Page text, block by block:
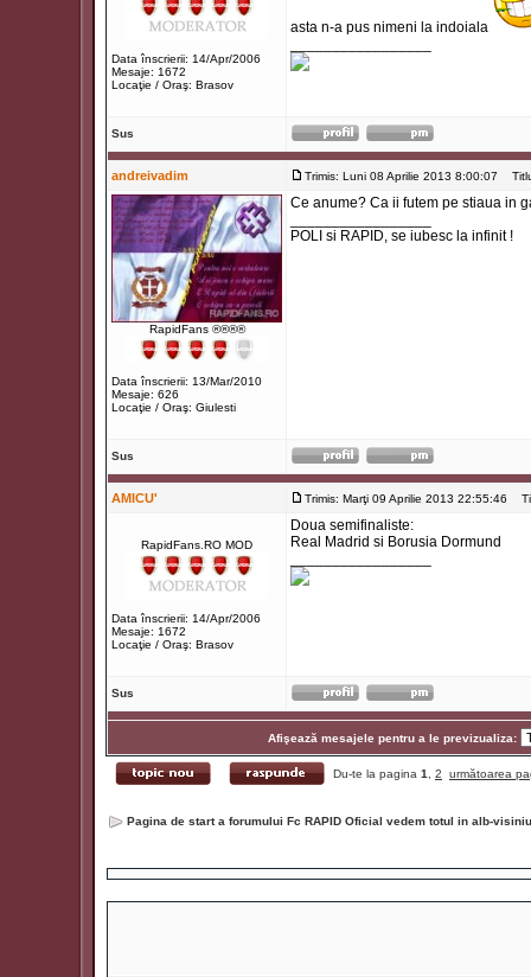
Data înscrierii: 14/Apr/2006
Mesaje: 1672
Locaţie / Oraş: Brasov
asta n-a pus nimeni la indoiala
Sus
andreivadim Trimis: Luni 08 Aprilie 2013 8:00:07
RapidFans ®®®®
Data înscrierii: 13/Mar/2010
Mesaje: 626
Locaţie / Oraş: Giulesti
Ce anume? Ca ii futem pe stiaua in
POLI si RAPID, se iubesc la infinit !
Sus
AMICU' Trimis: Marţi 09 Aprilie 2013 22:55:46
RapidFans.RO MOD
Data înscrierii: 14/Apr/2006
Mesaje: 1672
Locaţie / Oraş: Brasov
Doua semifinaliste:
Real Madrid si Borusia Dormund
Sus
Afişează mesajele pentru a le previzualiza:
Du-te la pagina 1 2 următoarea
Pagina de start a forumului Fc RAPID Oficial vedem totul in alb-